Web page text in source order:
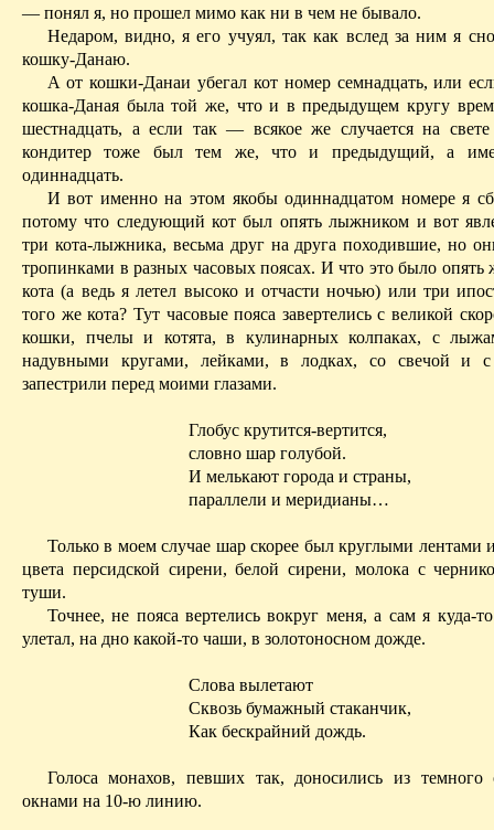
— понял я, но прошел мимо как ни в чем не бывало.
Недаром, видно, я его учуял, так как вслед за ним я
кошку-Данаю.
А от кошки-Данаи убегал кот номер семнадцать, или
кошка-Даная была той же, что и в предыдущем кругу
шестнадцать, а если так — всякое же случается на
кондитер тоже был тем же, что и предыдущий, а
одиннадцать.
И вот именно на этом якобы одиннадцатом номере я
потому что следующий котбыл опять лыжником и вот
три кота-лыжника, весьма друг на друга походившие, но
тропинками в разных часовых поясах. И что это было опять
кота (а ведь я летел высоко и отчасти ночью) или три
того же кота? Тут часовые пояса завертелись с великой
кошки, пчелы и котята, в кулинарных колпаках, с
надувными кругами, лейками, в лодках, со свечой и с
запестрили перед моими глазами.
Глобус крутится-вертится,
словно шар голубой.
И мелькают города и страны,
параллели и меридианы…
Только в моем случае шар скорее был круглыми лентами
цвета персидской сирени, белой сирени, молока с
туши.
Точнее, не пояса вертелись вокруг меня, а сам я куда-
улетал, на дно какой-то чаши, в золотоносном дожде.
Слова вылетают
Сквозь бумажный стаканчик,
Как бескрайний дождь.
Голоса монахов, певших так, доносились из темного
окнами на 10-ю линию.